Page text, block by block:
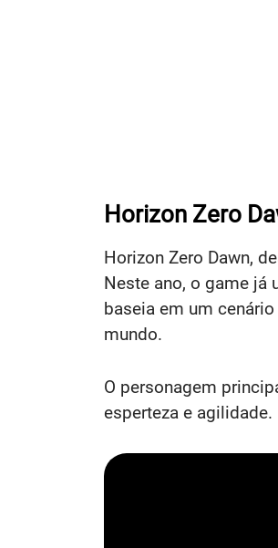
Horizon Zero
Horizon Zero Dawn,
Neste ano, o game já
baseia em um
mundo.
O personagem
esperteza e agilidade.